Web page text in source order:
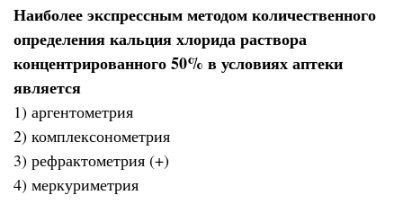
Наиболее экспрессным методом количественного
определения кальция хлорида раствора
концентрированного 50% в условиях аптеки
является
1) аргентометрия
2) комплексонометрия
3) рефрактометрия (+)
4) меркуриметрия